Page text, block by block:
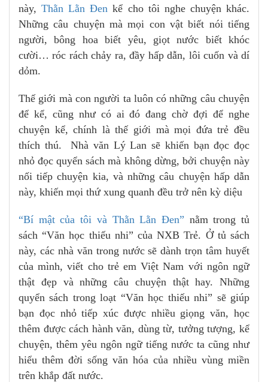
này,Thằn Lằn Đen kể cho tôi nghe chuyện khác.
Những câu chuyện mà mọi con vật biết nói tiếng
người, bông hoa biết yêu, giọt nước biết khóc
cười… róc rách chảy ra, đầy hấp dẫn, lôi cuốn và dí
dỏm.
Thế giới mà con người ta luôn có những câu chuyện
để kể, cũng như có ai đó đang chờ đợi để nghe
chuyện kể, chính là thế giới mà mọi đứa trẻ đều
thích thú. Nhà văn Lý Lan sẽ khiến bạn đọc đọc
nhỏ đọc quyển sách mà không dừng, bởi chuyện này
nối tiếp chuyện kia, và những câu chuyện hấp dẫn
này, khiến mọi thứ xung quanh đều trở nên kỳ diệu
“Bí mật của tôi và Thằn Lằn Đen” nằm trong tủ
sách “Văn học thiếu nhi” của NXB Trẻ. Ở tủ sách
này, các nhà văn trong nước sẽ dành trọn tâm huyết
của mình, viết cho trẻ em Việt Nam với ngôn ngữ
thật đẹp và những câu chuyện thật hay. Những
quyển sách trong loạt “Văn học thiếu nhi” sẽ giúp
bạn đọc nhỏ tiếp xúc được nhiều giọng văn, học
thêm được cách hành văn, dùng từ, tưởng tượng, kể
chuyện, thêm yêu ngôn ngữ tiếng nước ta cũng như
hiểu thêm đời sống văn hóa của nhiều vùng miền
trên khắp đất nước.